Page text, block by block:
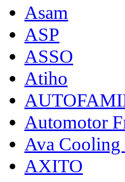
Asam
ASP
ASSO
Atiho
Automotor
Ava Cooling
AXITO